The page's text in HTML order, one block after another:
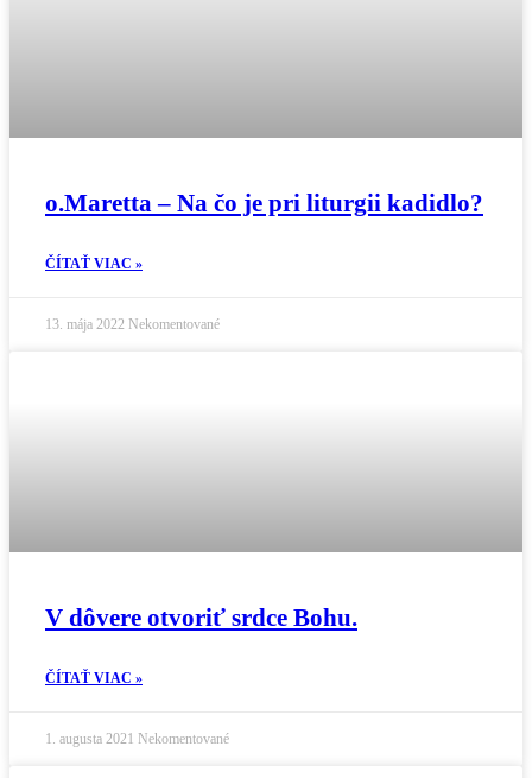
o.Maretta – Na čo je pri liturgii kadidlo?
ČÍTAŤ VIAC »
13. mája 2022 Nekomentované
V dôvere otvoriť srdce Bohu.
ČÍTAŤ VIAC »
1. augusta 2021 Nekomentované